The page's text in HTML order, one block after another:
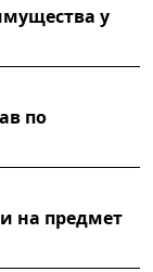
у
по
на предмет